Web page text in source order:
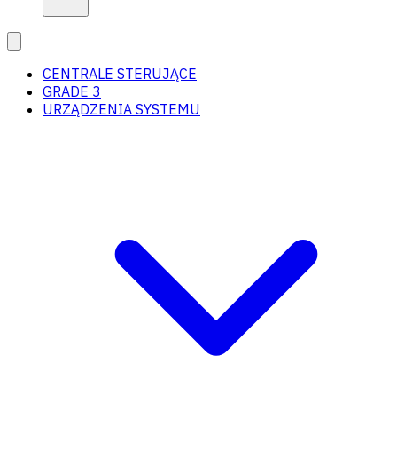
CENTRALE STERUJĄCE
GRADE 3
URZĄDZENIA SYSTEMU